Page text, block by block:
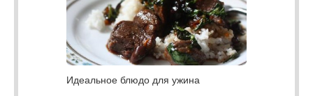
Идеальное блюдо для ужина